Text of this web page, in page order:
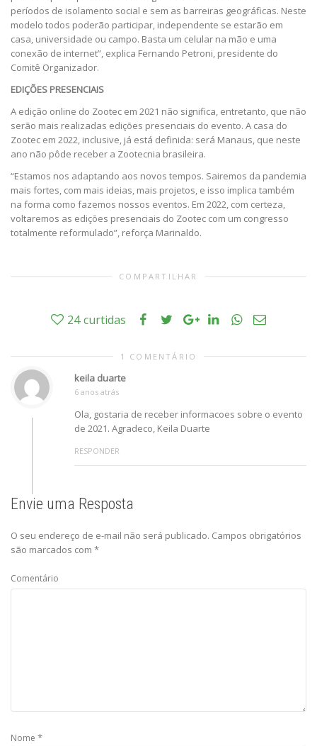
períodos de isolamento social e sem as barreiras geográficas. Neste
modelo todos poderão participar, independente se estarão em
casa, universidade ou campo. Basta um celular na mão e uma
conexão de internet”, explica Fernando Petroni, presidente do
Comitê Organizador.
EDIÇÕES PRESENCIAIS
A edição online do Zootec em 2021 não significa, entretanto, que não
serão mais realizadas edições presenciais do evento. A casa do
Zootec em 2022, inclusive, já está definida: será Manaus, que neste
ano não pôde receber a Zootecnia brasileira.
“Estamos nos adaptando aos novos tempos. Sairemos da pandemia
mais fortes, com mais ideias, mais projetos, e isso implica também
na forma como fazemos nossos eventos. Em 2022, com certeza,
voltaremos as edições presenciais do Zootec com um congresso
totalmente reformulado”, reforça Marinaldo.
COMPARTILHAR
24 curtidas
1 COMENTÁRIO
keila duarte
6 anos atrás
Ola, gostaria de receber informacoes sobre o evento
de 2021. Agradeco, Keila Duarte
RESPONDER
Envie uma Resposta
O seu endereço de e-mail não será publicado. Campos obrigatórios
são marcados com *
Comentário
Nome *